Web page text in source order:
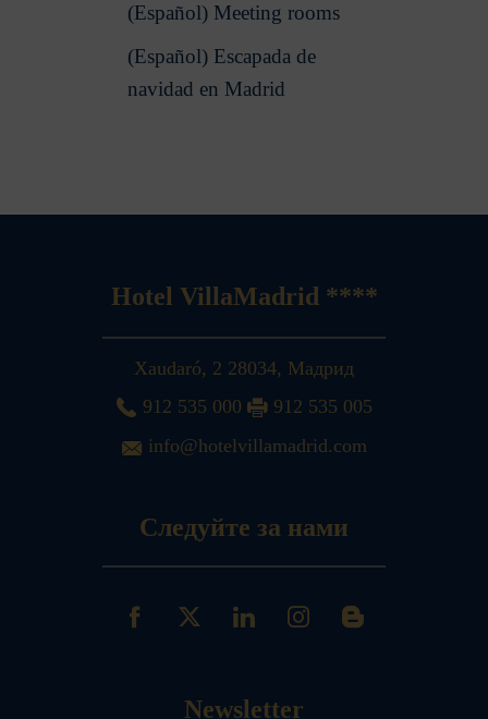
(Español) Meeting rooms
(Español) Escapada de
navidad en Madrid
Hotel VillaMadrid ****
Xaudaró, 2 28034, Мадрид
912 535 000
912 535 005
info@hotelvillamadrid.com
Следуйте за нами
Newsletter